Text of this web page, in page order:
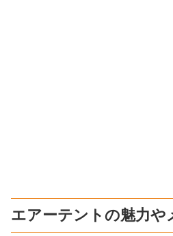
エアーテントの魅力や